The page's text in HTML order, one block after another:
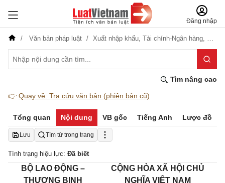
Đăng nhập
Văn bản pháp luật Xuất nhập khẩu, Tài chính-Ngân hàng, Đầu
Tìm nâng cao
👉 Quay về: Tra cứu văn bản (phiên bản cũ)
Tổng quan Nội dung VB gốc Tiếng Anh Lược đồ
Lưu Tìm từ trong trang
Tình trạng hiệu lực: Đã biết
BỘ LAO ĐỘNG –
THƯƠNG BINH
CỘNG HÒA XÃ HỘI CHỦ
NGHĨA VIỆT NAM